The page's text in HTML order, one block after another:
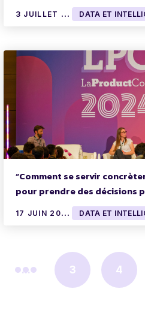
3
JUILLET 2024 DATA ET
“Comment se servir
pour prendre des décisions
par Kévin Deniau
1
7 JUIN 2024 DATA ET
... 3 4